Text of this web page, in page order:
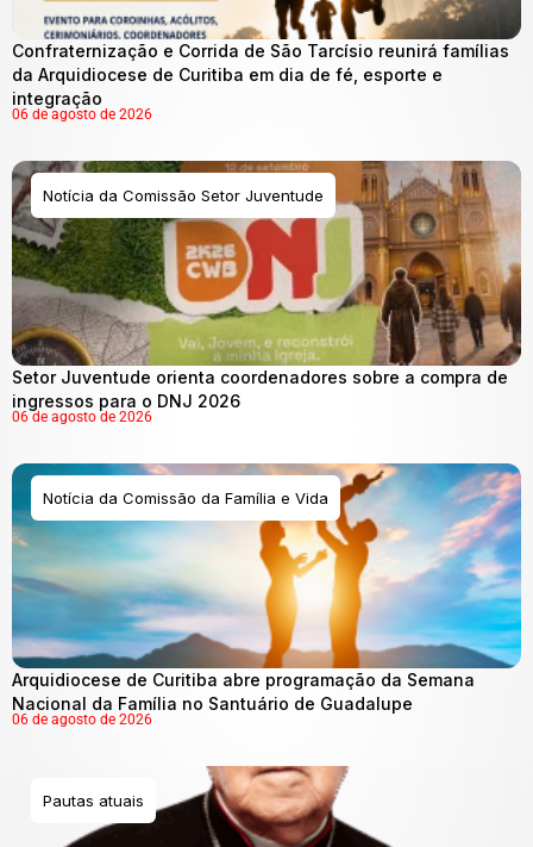
Confraternização e Corrida de São Tarcísio reunirá famílias
da Arquidiocese de Curitiba em dia de fé, esporte e
integração
06 de agosto de 2026
Notícia da Comissão Setor Juventude
Setor Juventude orienta coordenadores sobre a compra de
ingressos para o DNJ 2026
06 de agosto de 2026
Notícia da Comissão da Família e Vida
Arquidiocese de Curitiba abre programação da Semana
Nacional da Família no Santuário de Guadalupe
06 de agosto de 2026
Pautas atuais